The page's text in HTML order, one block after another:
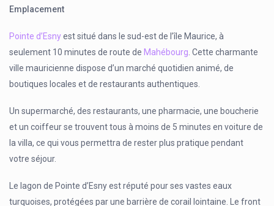
Emplacement
Pointe d’Esnyest situé dans le sud-est de l’île Maurice, à
seulement 10 minutes de route de Mahébourg . Cette charmante
ville mauricienne dispose d’un marché quotidien animé, de
boutiques locales et de restaurants authentiques.
Un supermarché, des restaurants, une pharmacie, une boucherie
et un coiffeur se trouvent tous à moins de 5 minutes en voiture de
la villa, ce qui vous permettra de rester plus pratique pendant
votre séjour.
Le lagon de Pointe d’Esny est réputé pour ses vastes eaux
turquoises, protégées par une barrière de corail lointaine. Le front